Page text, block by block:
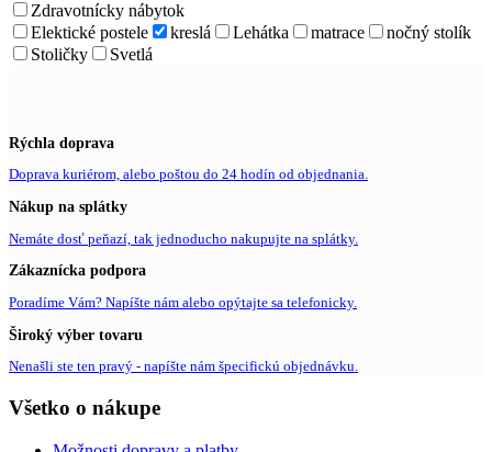
Zdravotnícky nábytok
Elektické postele
kreslá Lehátka matrace
nočný stolík
Stoličky
Svetlá
Rýchla doprava
Doprava kuriérom, alebo poštou do 24 hodín od objednania.
Nákup na splátky
Nemáte dosť peňazí, tak jednoducho nakupujte na splátky.
Zákaznícka podpora
Poradíme Vám? Napíšte nám alebo opýtajte sa telefonicky.
Široký výber tovaru
Nenašli ste ten pravý - napíšte nám špecifickú objednávku.
Všetko o nákupe